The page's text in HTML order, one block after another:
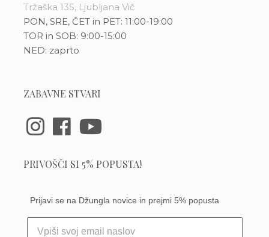
Tržaška 135, Ljubljana Vič
PON, SRE, ČET in PET: 11:00-19:00
TOR in SOB: 9:00-15:00
NED: zaprto
ZABAVNE STVARI
PRIVOŠČI SI 5% POPUSTA!
Prijavi se na Džungla novice in prejmi 5% popusta